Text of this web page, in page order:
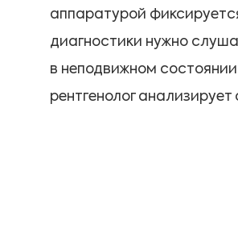
аппаратурой
диагностики нужно
в неподвижном
рентгенолог